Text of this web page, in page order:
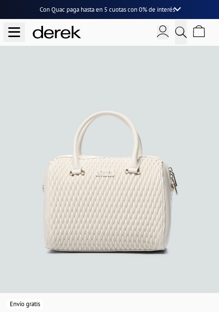
Con Quac paga hasta en 5 cuotascon0% de interés
Envío gratis